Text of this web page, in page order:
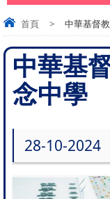
首頁 > 中華基督
中華基
念中學
28-10-2024